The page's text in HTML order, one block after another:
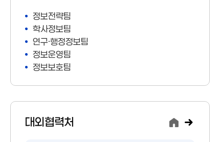
정보전략팀
학사정보팀
연구·행정정보팀
정보운영팀
정보보호팀
대외협력처